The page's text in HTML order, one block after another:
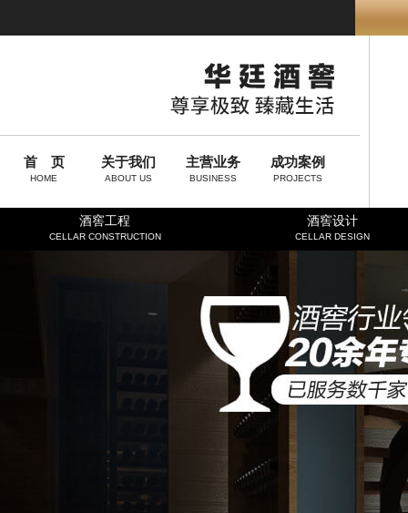
首 页
HOME
关于我们
ABOUT US
主营业务
BUSINESS
成功案例
PROJECTS
酒窖工程
CELLAR CONSTRUCTION
酒窖设计
CELLAR DESIGN